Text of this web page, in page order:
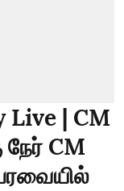
Live | CM
நேர் CM